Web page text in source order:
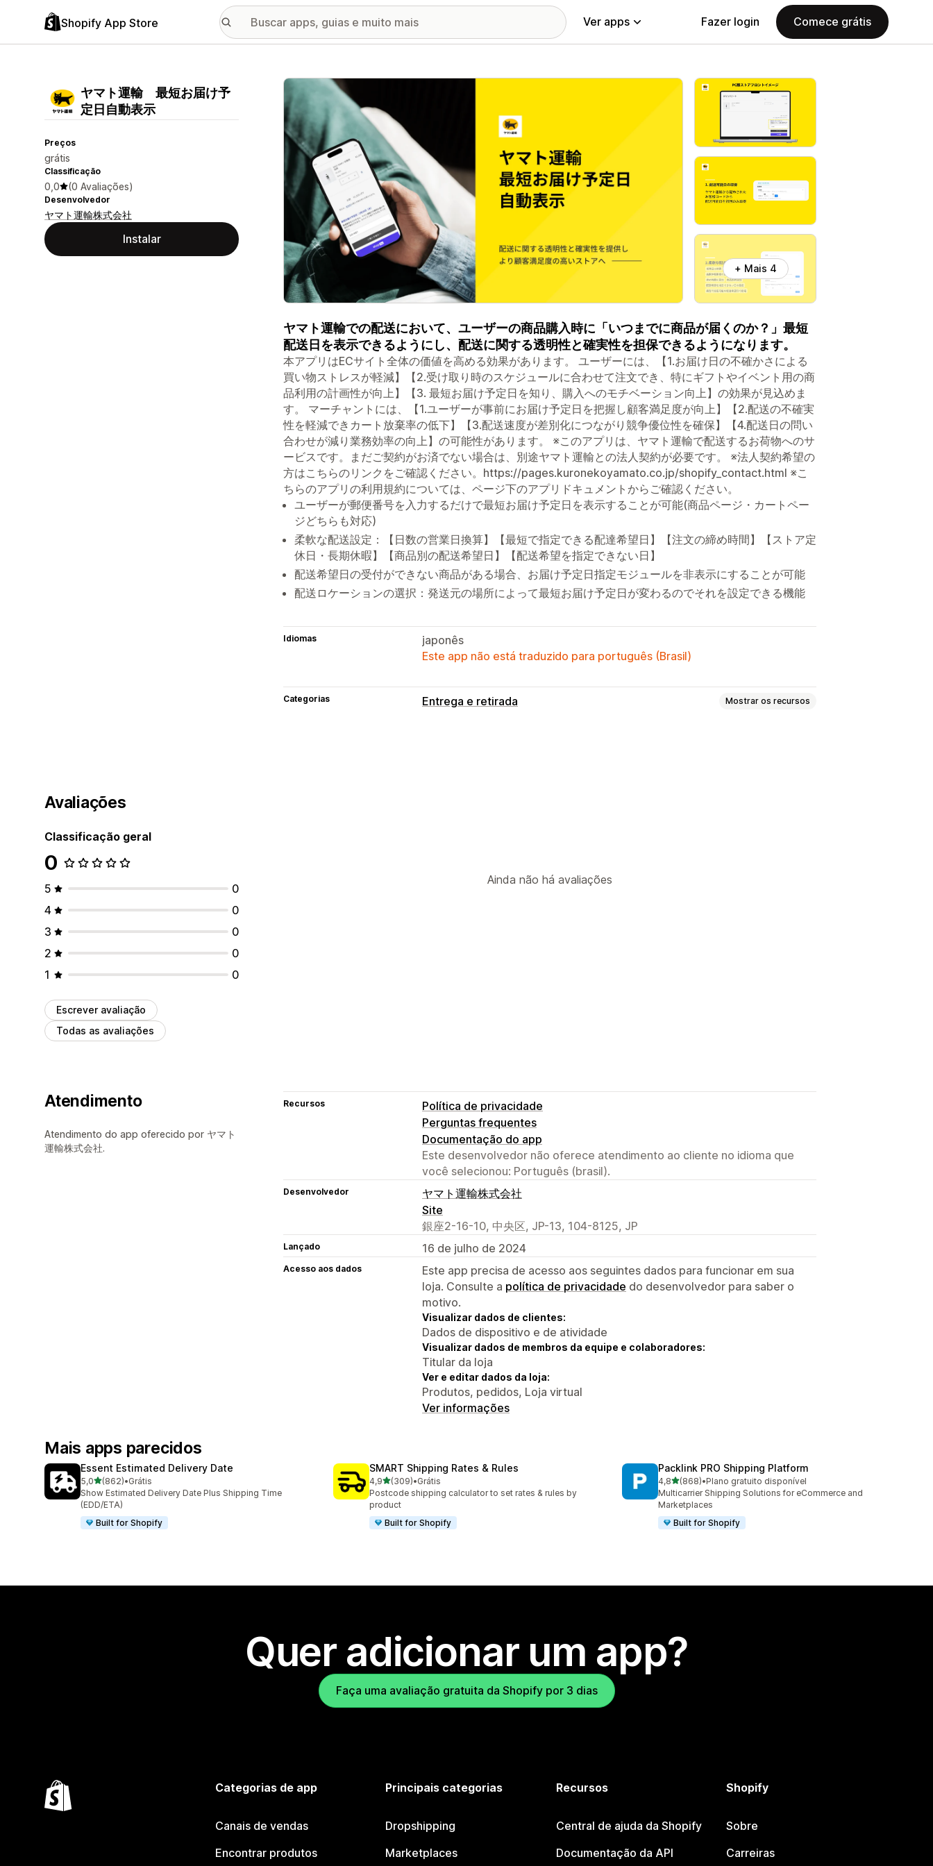
Shopify App Store Ver apps Fazer login Comece grátis
ヤマト運輸 最短お届け予
定日自動表示
Preços
grátis
Classificação
0,0 (0 Avaliações)
Desenvolvedor
ヤマト運輸株式会社
Instalar
Galeria de imagens em destaque
+ Mais 4
ヤマト運輸での配送において、ユーザーの商品購入時に「いつまでに商品が届くのか？」最短
配送日を表示できるようにし、配送に関する透明性と確実性を担保できるようになります。
本アプリはECサイト全体の価値を高める効果があります。 ユーザーには、【1.お届け日の不確かさによる
買い物ストレスが軽減】【2.受け取り時のスケジュールに合わせて注文でき、特にギフトやイベント用の商
品利用の計画性が向上】【3. 最短お届け予定日を知り、購入へのモチベーション向上】の効果が見込めま
す。 マーチャントには、【1.ユーザーが事前にお届け予定日を把握し顧客満足度が向上】【2.配送の不確実
性を軽減できカート放棄率の低下】【3.配送速度が差別化につながり競争優位性を確保】【4.配送日の問い
合わせが減り業務効率の向上】の可能性があります。 ※このアプリは、ヤマト運輸で配送するお荷物へのサ
ービスです。まだご契約がお済でない場合は、別途ヤマト運輸との法人契約が必要です。 ※法人契約希望の
方はこちらのリンクをご確認ください。https://pages.kuronekoyamato.co.jp/shopify_contact.html ※こ
ちらのアプリの利用規約については、ページ下のアプリドキュメントからご確認ください。
ユーザーが郵便番号を入力するだけで最短お届け予定日を表示することが可能(商品ページ・カートペー
ジどちらも対応)
柔軟な配送設定：【日数の営業日換算】【最短で指定できる配達希望日】【注文の締め時間】【ストア定
休日・長期休暇】【商品別の配送希望日】【配送希望を指定できない日】
配送希望日の受付ができない商品がある場合、お届け予定日指定モジュールを非表示にすることが可能
配送ロケーションの選択：発送元の場所によって最短お届け予定日が変わるのでそれを設定できる機能
Idiomas
japonês
Este app não está traduzido para português (Brasil)
Categorias Entrega e retirada Mostrar os recursos
Avaliações
Classificação geral
0
5
0
4
0
3
0
2
0
1
0
Escrever avaliação
Todas as avaliações
Ainda não há avaliações
Atendimento
Atendimento do app oferecido por ヤマト
運輸株式会社.
Recursos
Política de privacidade
Perguntas frequentes
Documentação do app
Este desenvolvedor não oferece atendimento ao cliente no idioma que
você selecionou: Português (brasil).
Desenvolvedor
ヤマト運輸株式会社
Site
銀座2-16-10, 中央区, JP-13, 104-8125, JP
Lançado 16 de julho de 2024
Acesso aos dados
Este app precisa de acesso aos seguintes dados para funcionar em sua
loja. Consulte a política de privacidade do desenvolvedor para saber o
motivo.
Visualizar dados de clientes:
Dados de dispositivo e de atividade
Visualizar dados de membros da equipe e colaboradores:
Titular da loja
Ver e editar dados da loja:
Produtos, pedidos, Loja virtual
Ver informações
Mais apps parecidos
Essent Estimated Delivery Date
5,0de 5 estrelas
(862)
862 avaliações ao todo
•Grátis
Show Estimated Delivery Date Plus Shipping Time
(EDD/ETA)
Built for Shopify
SMART Shipping Rates & Rules
4,9de 5 estrelas
(309)
309 avaliações ao todo
•Grátis
Postcode shipping calculator to set rates & rules by
product
Built for Shopify
Packlink PRO Shipping Platform
4,8de 5 estrelas
(868)
868 avaliações ao todo
•Plano gratuito disponível
Multicarrier Shipping Solutions for eCommerce and
Marketplaces
Built for Shopify
Quer adicionar um app?
Faça uma avaliação gratuita da Shopify por 3 dias
Categorias de app
Canais de vendas
Encontrar produtos
Principais categorias
Dropshipping
Marketplaces
Recursos
Central de ajuda da Shopify
Documentação da API
Shopify
Sobre
Carreiras